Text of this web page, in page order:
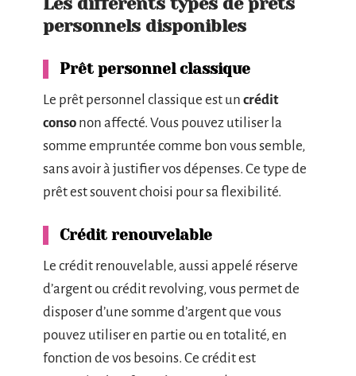
personnels disponibles
Prêt personnel classique
Le prêt personnel classique est un crédit
conso non affecté. Vous pouvez utiliser la
somme empruntée comme bon vous semble,
sans avoir à justifier vos dépenses. Ce type de
prêt est souvent choisi pour sa flexibilité.
Crédit renouvelable
Le crédit renouvelable, aussi appelé réserve
d’argent ou crédit revolving, vous permet de
disposer d’une somme d’argent que vous
pouvez utiliser en partie ou en totalité, en
fonction de vos besoins. Ce crédit est